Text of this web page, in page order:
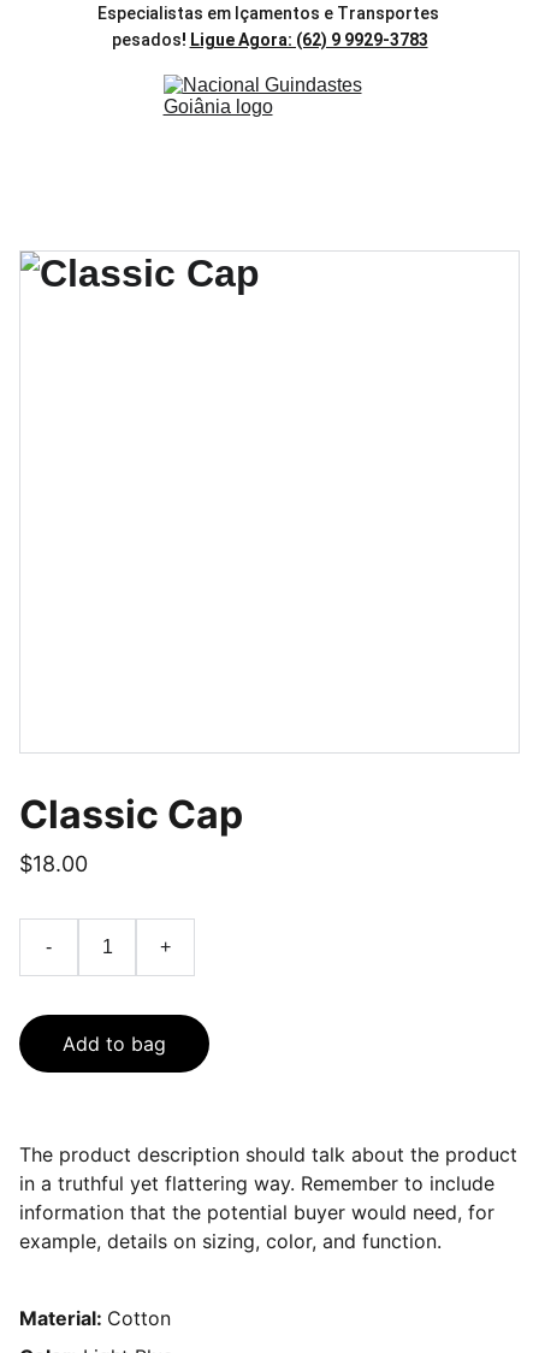
Especialistas em Içamentos e Transportes
pesados! Ligue Agora: (62) 9 9929-3783
Classic Cap
$18.00
- +
Add to bag
The product description should talk about the product
in a truthful yet flattering way. Remember to include
information that the potential buyer would need, for
example, details on sizing, color, and function.
Material: Cotton